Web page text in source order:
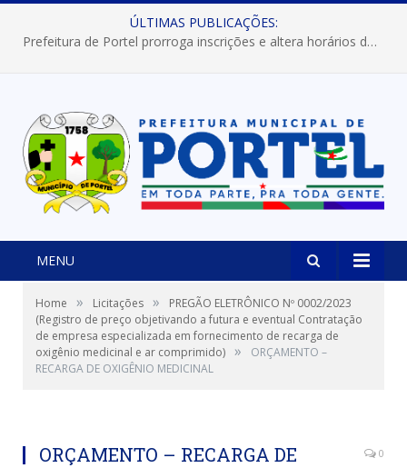
ÚLTIMAS PUBLICAÇÕES:
Prefeitura de Portel prorroga inscrições e altera horários dos concursos “Musa” e “Miss Mix Verão 2026”
MENU
Home » Licitações »
PREGÃO ELETRÔNICO Nº 0002/2023
(Registro de preço objetivando a futura e eventual Contratação
de empresa especializada em fornecimento de recarga de
oxigênio medicinal e ar comprimido) »
ORÇAMENTO –
RECARGA DE OXIGÊNIO MEDICINAL
ORÇAMENTO – RECARGA DE
0